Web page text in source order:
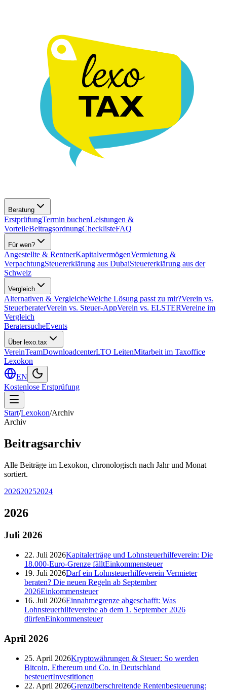
Beratung
ErstprüfungTermin buchenLeistungen &
VorteileBeitragsordnungChecklisteFAQ
Für wen?
Angestellte & RentnerKapitalvermögenVermietung &
VerpachtungSteuererklärung aus DubaiSteuererklärung aus der
Schweiz
Vergleich
Alternativen & VergleicheWelche Lösung passt zu mir?Verein vs.
SteuerberaterVerein vs. Steuer-AppVerein vs. ELSTERVereine im
Vergleich
BeratersucheEvents
Über lexo.tax
VereinTeamDownloadcenterLTO LeitenMitarbeit im Taxoffice
Lexokon
EN
Kostenlose Erstprüfung
Start/Lexokon/Archiv
Archiv
Beitragsarchiv
Alle Beiträge im Lexokon, chronologisch nach Jahr und Monat
sortiert.
202620252024
2026
Juli 2026
22. Juli 2026Kapitalerträge und Lohnsteuerhilfeverein: Die
18.000-Euro-Grenze fälltEinkommensteuer
19. Juli 2026Darf ein Lohnsteuerhilfeverein Vermieter
beraten? Die neuen Regeln ab September
2026Einkommensteuer
16. Juli 2026Einnahmegrenze abgeschafft: Was
Lohnsteuerhilfevereine ab dem 1. September 2026
dürfenEinkommensteuer
April 2026
25. April 2026Kryptowährungen & Steuer: So werden
Bitcoin, Ethereum und Co. in Deutschland
besteuertInvestitionen
22. April 2026Grenzüberschreitende Rentenbesteuerung: